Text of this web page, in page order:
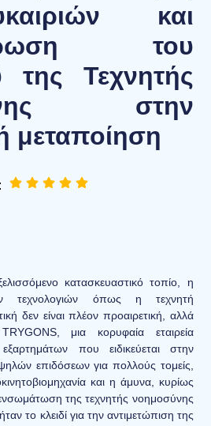
και
του
της Τεχνητής
στην
μεταποίηση
κατασκευαστικό τοπίο, η
τεχνολογιών όπως η τεχνητή
δεν είναι πλέον προαιρετική, αλλά
μια κορυφαία εταιρεία
που ειδικεύεται στην
επιδόσεων για πολλούς τομείς,
και η άμυνα, κυρίως
της τεχνητής νοημοσύνης
το κλειδί για την αντιμετώπιση της